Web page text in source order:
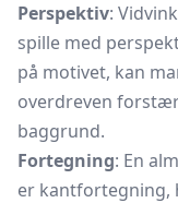
Perspektiv:
spille med
på motivet, kan
overdreven
baggrund.
Fortegning: En
er kantfortegning,